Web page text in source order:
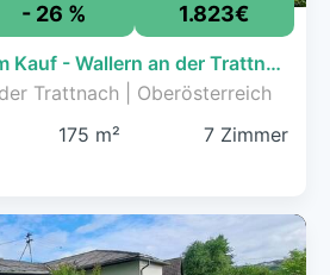
- 26 % 1.823€
Einfamilienhaus zum Kauf - Wallern an der Trattnach - 319.000 € - 7 Zimmer, 175 m², 1.086 m² Grundstück
Trattnach | Oberösterreich
175 m² 7 Zimmer